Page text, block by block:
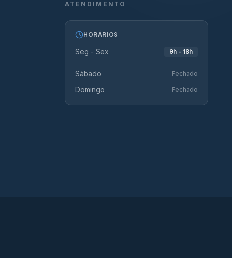
ATENDIMENTO
HORÁRIOS
Seg - Sex 9h - 18h
Sábado Fechado
Domingo Fechado